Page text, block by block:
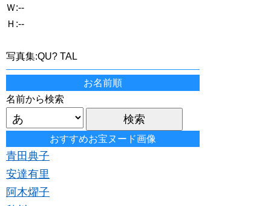
Ｗ:--
Ｈ:--
写真集:QU? TAL
お名前順
名前から検索
おすすめお宝ヌード画像
青田典子
安達有里
阿木燿子